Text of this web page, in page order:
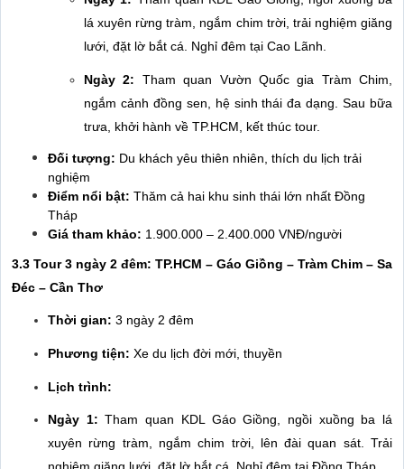
lá xuyên rừng tràm, ngắm chim trời, trải nghiệm giăng
lưới, đặt lờ bắt cá. Nghỉ đêm tại Cao Lãnh.
Ngày 2: Tham quan Vườn Quốc gia Tràm Chim,
ngắm cảnh đồng sen, hệ sinh thái đa dạng. Sau bữa
trưa, khởi hành về TP.HCM, kết thúc tour.
Đối tượng: Du khách yêu thiên nhiên, thích du lịch trải
nghiệm
Điểm nổi bật: Thăm cả hai khu sinh thái lớn nhất Đồng
Tháp
Giá tham khảo: 1.900.000 – 2.400.000 VNĐ/người
3.3 Tour 3 ngày 2 đêm: TP.HCM – Gáo Giồng – Tràm Chim – Sa
Đéc – Cần Thơ
Thời gian: 3 ngày 2 đêm
Phương tiện: Xe du lịch đời mới, thuyền
Lịch trình:
Ngày 1: Tham quan KDL Gáo Giồng, ngồi xuồng ba lá
xuyên rừng tràm, ngắm chim trời, lên đài quan sát. Trải